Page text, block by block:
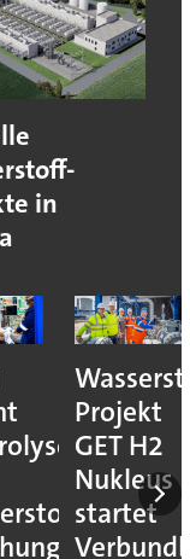
in
Projekt
GET H2
Nukleus
startet